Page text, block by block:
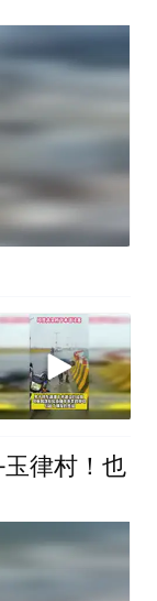
律村！也